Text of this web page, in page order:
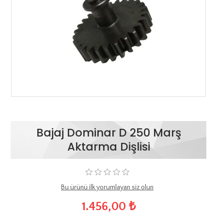
Bajaj Dominar D 250 Marş
Aktarma Dişlisi
Bu ürünü ilk yorumlayan siz olun
1.456,00 ₺